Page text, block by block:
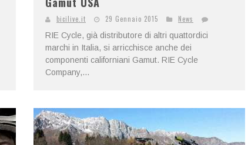
bicilive.it 29 Gennaio 2015
News
RIE Cycle, già distributore di altri quattordici
marchi in Italia, si arricchisce anche dei
componenti californiani Gamut. RIE Cycle
Company,...